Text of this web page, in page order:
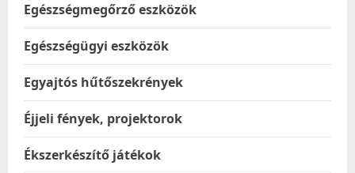
Egészségmegőrző eszközök
Egészségügyi eszközök
Egyajtós hűtőszekrények
Éjjeli fények, projektorok
Ékszerkészítő játékok